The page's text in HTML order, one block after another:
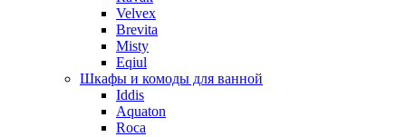
Velvex
Brevita
Misty
Eqiul
Шкафы и комоды для ванной
Iddis
Aquaton
Roca